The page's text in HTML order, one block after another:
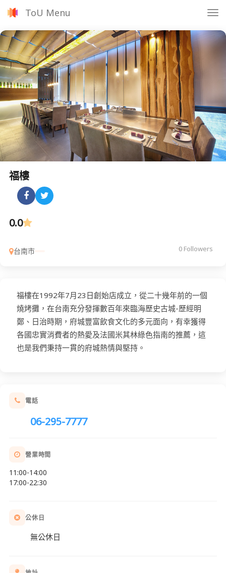
ToU Menu
福樓
0.0
台南市 0 Followers
福樓在1992年7月23日創始店成立，從二十幾年前的一個
燒烤攤，在台南充分發揮數百年來臨海歷史古城-歷經明
鄭、日治時期，府城豐富飲食文化的多元面向，有幸獲得
各國忠實消費者的熱愛及法國米其林綠色指南的推薦，這
也是我們秉持一貫的府城熱情與堅持。
電話
06-295-7777
營業時間
11:00-14:00
17:00-22:30
公休日
無公休日